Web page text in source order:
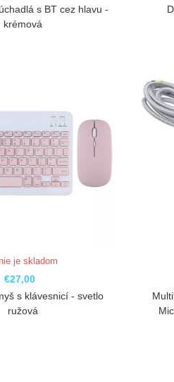
s BT cez hlavu -
krémová
je skladom
€27,00
s klávesnicí - svetlo
ružová